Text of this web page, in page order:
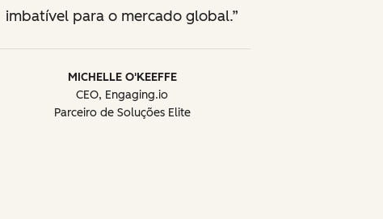
imbatível para o mercado global.
MICHELLE O'KEEFFE
CEO, Engaging.io
Parceiro de Soluções Elite